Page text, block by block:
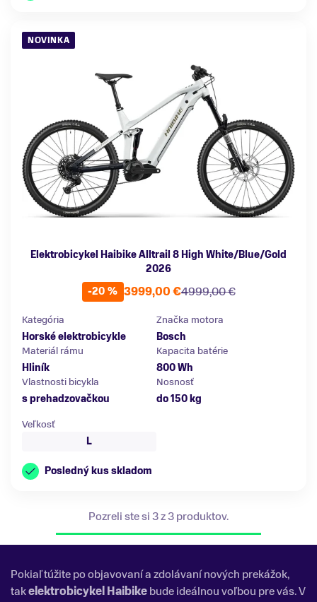
NOVINKA
Elektrobicykel Haibike Alltrail 8 High White/Blue/Gold
2026
-20 %
4999,00 €
3999,00 €
Kategória
Horské elektrobicykle
Značka motora
Bosch
Materiál rámu
Hliník
Kapacita batérie
800 Wh
Vlastnosti bicykla
s prehadzovačkou
Nosnosť
do 150 kg
Veľkosť
L
Posledný kus skladom
Pozreli ste si 3 z 3 produktov.
Pokiaľ túžite po objavovaní a zdolávaní nových prekážok,
takelektrobicykel Haibikebude ideálnou voľbou pre vás. V